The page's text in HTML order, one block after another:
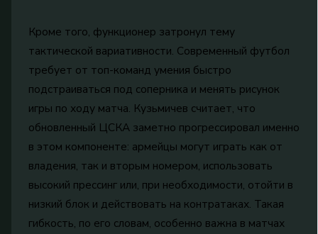
Кроме того, функционер затронул тему
тактической вариативности. Современный футбол
требует от топ-команд умения быстро
подстраиваться под соперника и менять рисунок
игры по ходу матча. Кузьмичев считает, что
обновленный ЦСКА заметно прогрессировал именно
в этом компоненте: армейцы могут играть как от
владения, так и вторым номером, использовать
высокий прессинг или, при необходимости, отойти в
низкий блок и действовать на контратаках. Такая
гибкость, по его словам, особенно важна в матчах